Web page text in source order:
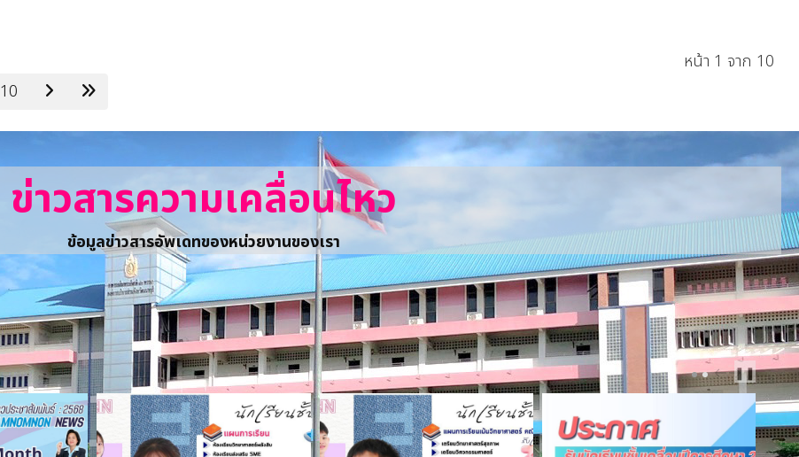
หน้า 1 จาก 10
10
ข่าวสารความเคลื่อนไหว
ข้อมูลข่าวสารอัพเดทของหน่วยงานของเรา
PREV
NEXT
❚❚